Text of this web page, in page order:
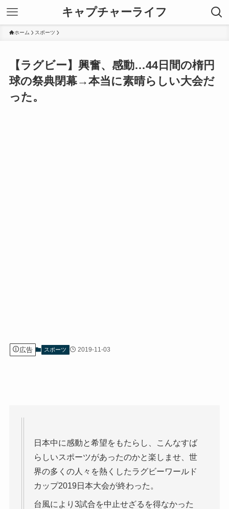
キャプチャーライフ
ホーム スポーツ
【ラグビー】興奮、感動…44日間の楕円
球の祭典閉幕→本当に素晴らしい大会だ
った。
広告 スポーツ 2019-11-03
日本中に感動と希望をもたらし、こんなすば
らしいスポーツがあったのかと楽しませ、世
界の多くの人々を熱くしたラグビーワールド
カップ2019日本大会が終わった。
台風により3試合を中止せざるを得なかった